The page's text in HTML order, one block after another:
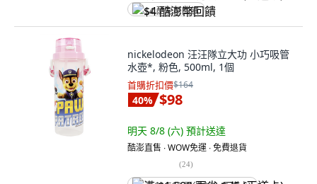
$4 酷澎幣回饋
nickelodeon 汪汪隊立大功 小巧吸管
水壺*, 粉色, 500ml, 1個
首購折扣價$164
40% $98
明天 8/8 (六) 預計送達
酷澎直售 ∙ WOW免運 ∙ 免費退貨
(24)